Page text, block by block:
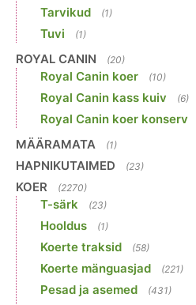
Tarvikud (1)
Tuvi (1)
ROYAL CANIN (20)
Royal Canin koer (10)
Royal Canin kass kuiv (6)
Royal Canin koer konserv
MÄÄRAMATA (1)
HAPNIKUTAIMED (23)
KOER (2270)
T-särk (23)
Hooldus (1)
Koerte traksid (58)
Koerte mänguasjad (221)
Pesad ja asemed (431)